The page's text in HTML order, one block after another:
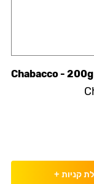
Chabacco - 200g
קניות +